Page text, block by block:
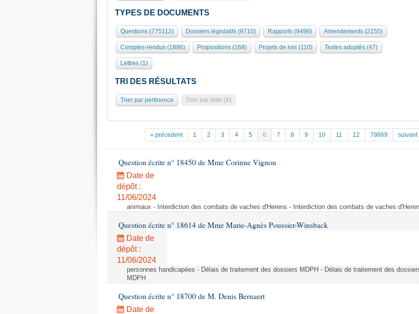
TYPES DE DOCUMENTS
Questions (775112) Dossiers législatifs (9710) Rapports (9498) Amendements (2155)
Comptes-rendus (1886) Propositions (168) Projets de lois (110) Textes adoptés (47)
Lettres (1)
TRI DES RÉSULTATS
Trier par pertinence Trier par date (X)
« précedent 1 2 3 4 5 6 7 8 9 10 11 12 79869 suivant
Question écrite n° 18450 de Mme Corinne Vignon
Date de
dépôt :
11/06/2024
animaux - Interdiction des combats de vaches d'Herens - Interdiction des combats de vaches
Question écrite n° 18614 de Mme Marie-Agnès Poussier-Winsback
Date de
dépôt :
11/06/2024
personnes handicapées - Délais de traitement des dossiers MDPH - Délais de traitement des
MDPH
Question écrite n° 18700 de M. Denis Bernaert
Date de